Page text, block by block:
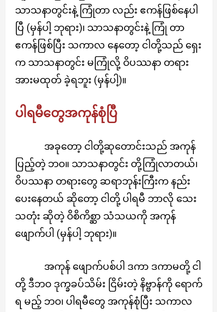
သာသနာတွင်းနဲ့ ကြုံတာ လည်း ဧကန်ဖြစ်နေပါ
ပြီ (မှန်ပါ့ ဘုရား)၊ သာသနာတွင်းနဲ့ ကြုံ တာ
ဧကန်ဖြစ်ပြီး သကာလ နေတော့ ငါတို့သည် ရှေး
က သာသနာတွင်း မကြုံလို့ ဝိပဿနာ တရား
အားမထုတ် ခဲ့ရဘူး (မှန်ပါ့)။
ပါရမီတွေအကုန်စုံပြီ
အခုတော့ ငါတို့ဆုတောင်းသည် အကုန်
ပြည့်တဲ့ ဘဝ။ သာသနာတွင်း တို့ကြုံလာတယ်၊
ဝိပဿနာ တရားတွေ ဆရာဘုန်းကြီးက နည်း
ပေးနေတယ် ဆိုတော့ ငါတို့ ပါရမီ ဘာလို သေး
သတုံး ဆိုတဲ့ ဝိစိကိစ္ဆာ သံသယကို အကုန်
ဖျောက်ပါ (မှန်ပါ့ ဘုရား)။
အကုန် ဖျောက်ပစ်ပါ ဒကာ ဒကာမတို့ ငါ
တို့ ဒီဘဝ ဒုက္ခခပ်သိမ်း ငြိမ်းတဲ့ နိဗ္ဗာန်ကို ရောက်
ရ မည့် ဘဝ၊ ပါရမီတွေ အကုန်စုံပြီး သကာလ